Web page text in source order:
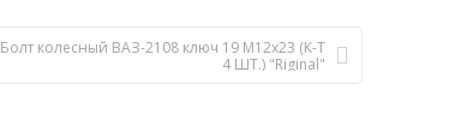
Болт колесный ВАЗ-2108 ключ 19 М12х23 (К-Т
4 ШТ.) "Riginal"